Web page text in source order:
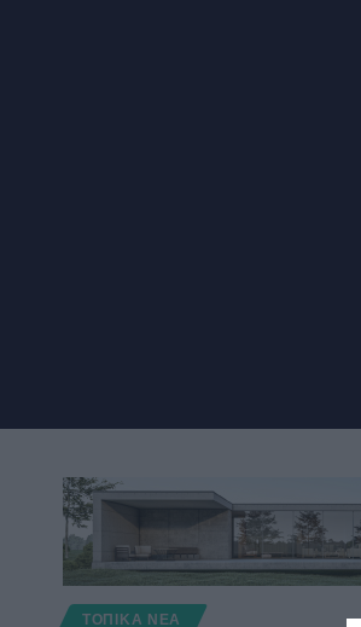
ΤΟΠΙΚΑ ΝΕΑ